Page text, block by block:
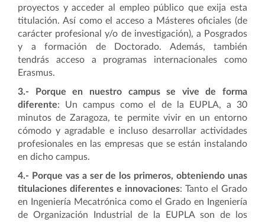
proyectos y acceder al empleo público que exija esta
titulación. Así como el acceso a Másteres oficiales (de
carácter profesional y/o de investigación), a Posgrados
y a formación de Doctorado. Además, también
tendrás acceso a programas internacionales como
Erasmus.
3.-
Porque en nuestro campus se vive de forma
diferente: Un campus como el de la EUPLA, a 30
minutos de Zaragoza, te permite vivir en un entorno
cómodo y agradable e incluso desarrollar actividades
profesionales en las empresas que se están instalando
en dicho campus.
4.- Porque vas a ser de los primeros, obteniendo unas
titulaciones diferentes e innovaciones: Tanto el Grado
en Ingeniería Mecatrónica como el Grado en Ingeniería
de Organización Industrial de la EUPLA son de los